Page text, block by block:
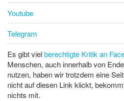
Youtube
Telegram
Es gibt vielberechtigte Kritik an
Menschen, auch innerhalb von
nutzen, haben wir trotzdem eine
nicht auf diesen Link klickt,
nichts mit.